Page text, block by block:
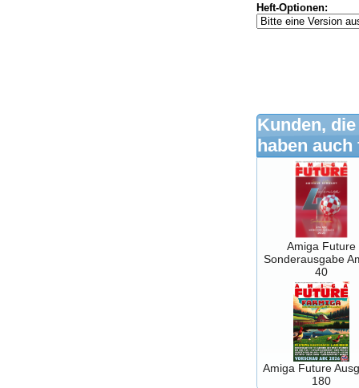
Heft-Optionen:
Kunden,
haben
Amiga Future
Sonderausgabe
40
Amiga Future
180